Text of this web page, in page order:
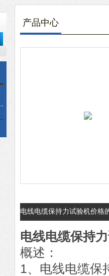
产品中心
电线电缆保持力试验机价格
电线电缆保持
概述：
1、电线电缆保